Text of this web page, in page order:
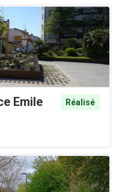
Emile
Réalisé